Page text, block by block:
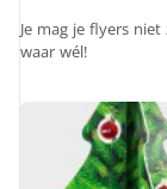
Je mag je flyers
waar wél!